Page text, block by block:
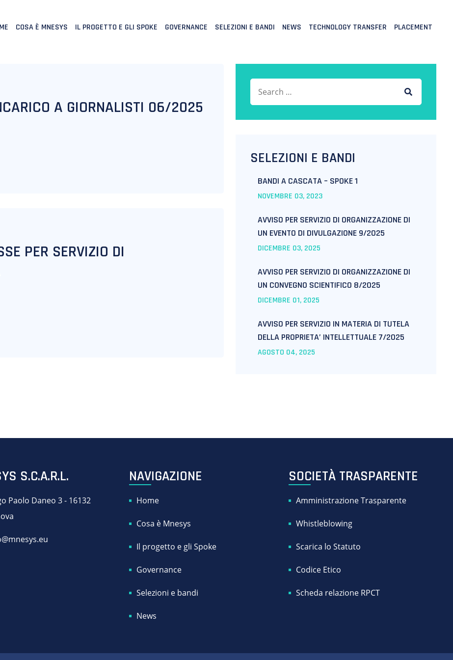
COSA È MNESYS IL PROGETTO E GLI SPOKE GOVERNANCE SELEZIONI E BANDI NEWS TECHNOLOGY TRANSFER PLACEMENT
A GIORNALISTI 06/2025
PER SERVIZIO DI
Search for:
SELEZIONI E BANDI
BANDI A CASCATA – SPOKE 1
NOVEMBRE 03, 2023
AVVISO PER SERVIZIO DI ORGANIZZAZIONE DI
UN EVENTO DI DIVULGAZIONE 9/2025
DICEMBRE 03, 2025
AVVISO PER SERVIZIO DI ORGANIZZAZIONE DI
UN CONVEGNO SCIENTIFICO 8/2025
DICEMBRE 01, 2025
AVVISO PER SERVIZIO IN MATERIA DI TUTELA
DELLA PROPRIETA’ INTELLETTUALE 7/2025
AGOSTO 04, 2025
S.C.A.R.L.
Paolo Daneo 3 - 16132
NAVIGAZIONE
Home
Cosa è Mnesys
Il progetto e gli Spoke
Governance
Selezioni e bandi
News
SOCIETÀ TRASPARENTE
Amministrazione Trasparente
Whistleblowing
Scarica lo Statuto
Codice Etico
Scheda relazione RPCT